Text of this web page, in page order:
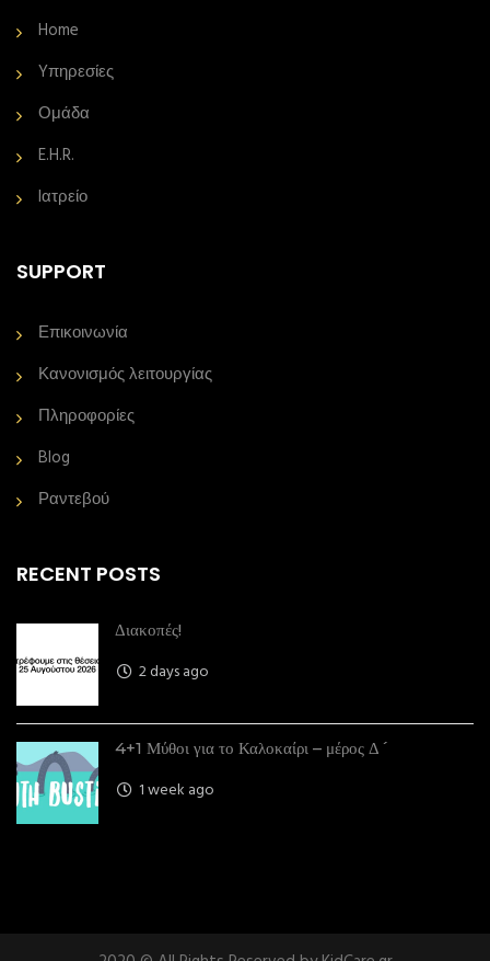
Home
Yπηρεσίες
Ομάδα
E.H.R.
Iατρείο
SUPPORT
Επικοινωνία
Κανονισμός λειτουργίας
Πληροφορίες
Blog
Ραντεβού
RECENT POSTS
Διακοπές!
2 days ago
4+1 Μύθοι για το Καλοκαίρι – μέρος Δ´
1 week ago